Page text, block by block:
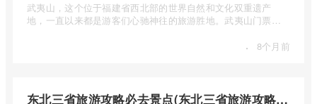
武夷山，这个位于福建省西北部的世界自然和文化双重遗产
地，一直以来都是游客们心驰神往的旅游胜地。武夷山门票多
· 8个月前
东北三省旅游攻略必去景点(东北三省旅游攻略必去景点视频介绍)